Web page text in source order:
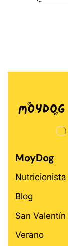
MoyDog
Blog
San Valentín
Verano